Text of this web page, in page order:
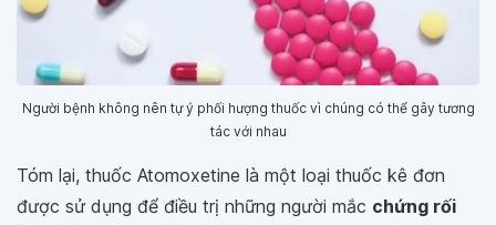
Người bệnh không nên tự ý phối hượng thuốc vì chúng có thể gây tương
tác với nhau
Tóm lại, thuốc Atomoxetine là một loại thuốc kê đơn
được sử dụng để điều trị những người mắc chứng rối